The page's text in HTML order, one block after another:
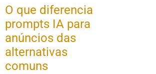
O que diferencia
prompts IA para
anúncios das
alternativas
comuns